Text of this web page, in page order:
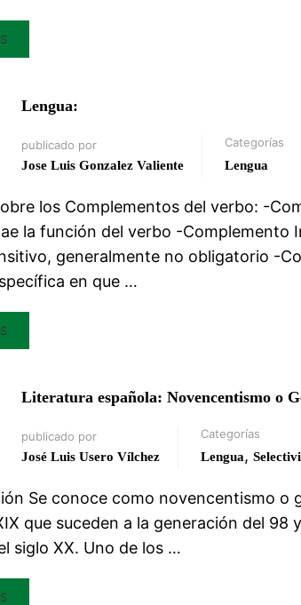
Lengua:
publicado por
Jose Luis Gonzalez Valiente
Categorías
Lengua
los Complementos del verbo: -
la función del verbo -
generalmente no obligatorio -
en que …
Literatura española: Novencentismo o
publicado por
José Luis Usero Vílchez
Categorías
Lengua,
Se conoce como novencentismo o
que suceden a la generación del
siglo XX. Uno de los …